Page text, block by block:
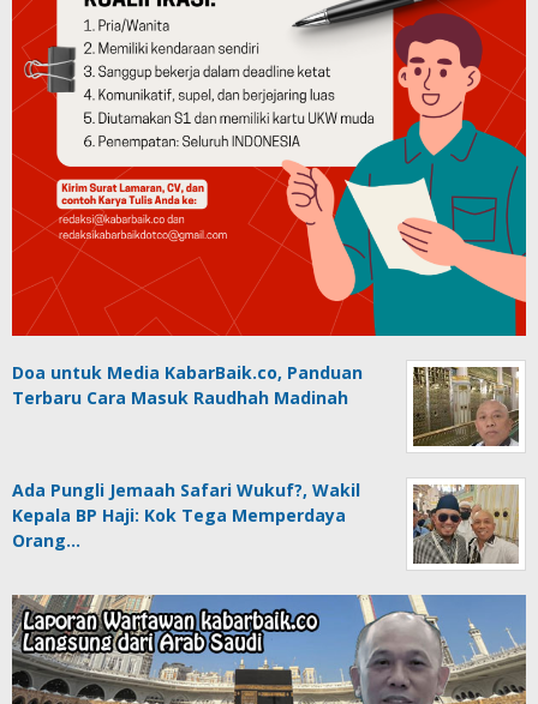
Doa untuk Media KabarBaik.co, Panduan
Terbaru Cara Masuk Raudhah Madinah
Ada Pungli Jemaah Safari Wukuf?, Wakil
Kepala BP Haji: Kok Tega Memperdaya
Orang…